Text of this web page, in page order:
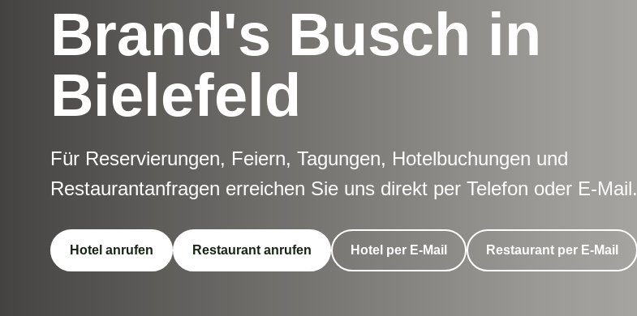
Brand's Busch in
Bielefeld
Für Reservierungen, Feiern, Tagungen, Hotelbuchungen und
Restaurantanfragen erreichen Sie uns direkt per Telefon oder E-Mail.
Hotel anrufen Restaurant anrufen Hotel per E-Mail Restaurant per E-Mail